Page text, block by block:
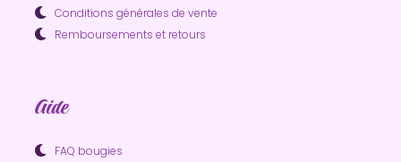
Conditions générales de vente
Remboursements et retours
Aide
FAQ bougies